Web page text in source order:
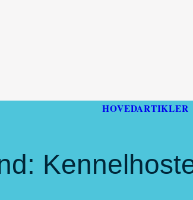
HOVEDARTIKLER